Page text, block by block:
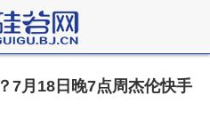
7月18日晚7点周杰伦快手